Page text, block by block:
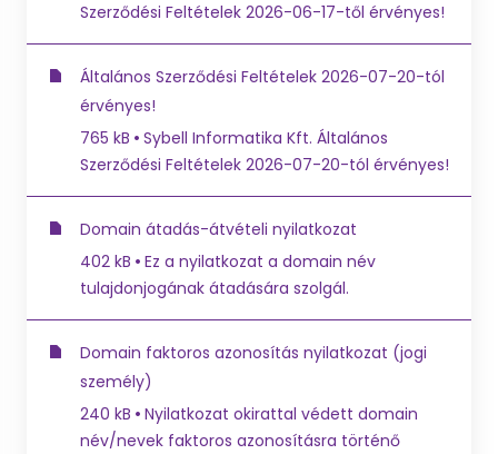
Szerződési Feltételek 2026-06-17-től érvényes!
Általános Szerződési Feltételek 2026-07-20-tól
érvényes!
765 kB
Sybell Informatika Kft. Általános
Szerződési Feltételek 2026-07-20-tól érvényes!
Domain átadás-átvételi nyilatkozat
402 kB
Ez a nyilatkozat a domain név
tulajdonjogának átadására szolgál.
Domain faktoros azonosítás nyilatkozat (jogi
személy)
240 kB
Nyilatkozat okirattal védett domain
név/nevek faktoros azonosításra történő